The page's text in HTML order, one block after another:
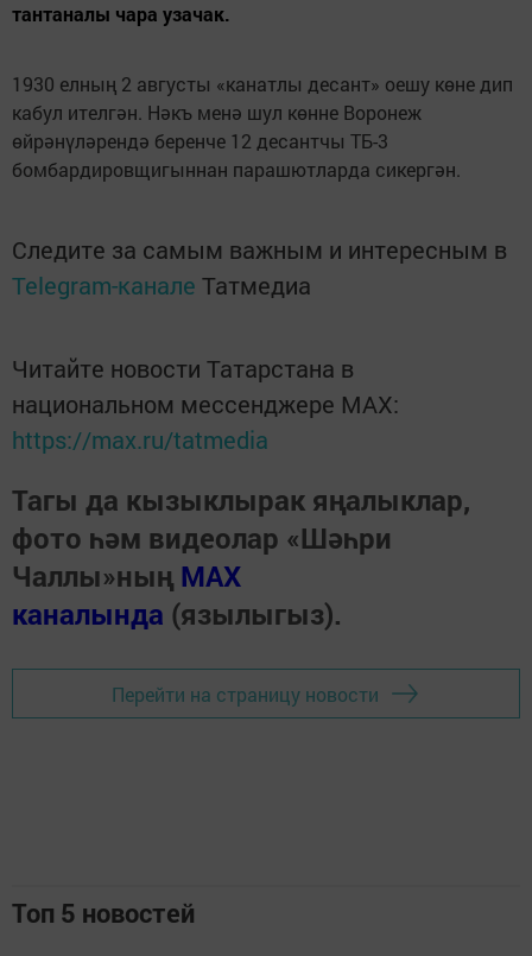
тантаналы чара узачак.
1930 елның 2 августы «канатлы десант» оешу көне дип
кабул ителгән. Нәкъ менә шул көнне Воронеж
өйрәнүләрендә беренче 12 десантчы ТБ-3
бомбардировщигыннан парашютларда сикергән.
Следите за самым важным и интересным в
Telegram-канале Татмедиа
Читайте новости Татарстана в
национальном мессенджере MАХ:
https://max.ru/tatmedia
Тагы да кызыклырак яңалыклар,
фото һәм видеолар «Шәһри
Чаллы»ның MAX
каналында (язылыгыз).
Перейти на страницу новости
Топ 5 новостей